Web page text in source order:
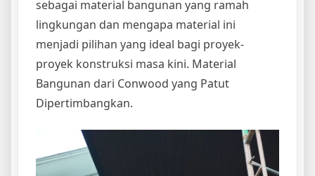
sebagai material bangunan yang ramah
lingkungan dan mengapa material ini
menjadi pilihan yang ideal bagi proyek-
proyek konstruksi masa kini. Material
Bangunan dari Conwood yang Patut
Dipertimbangkan.